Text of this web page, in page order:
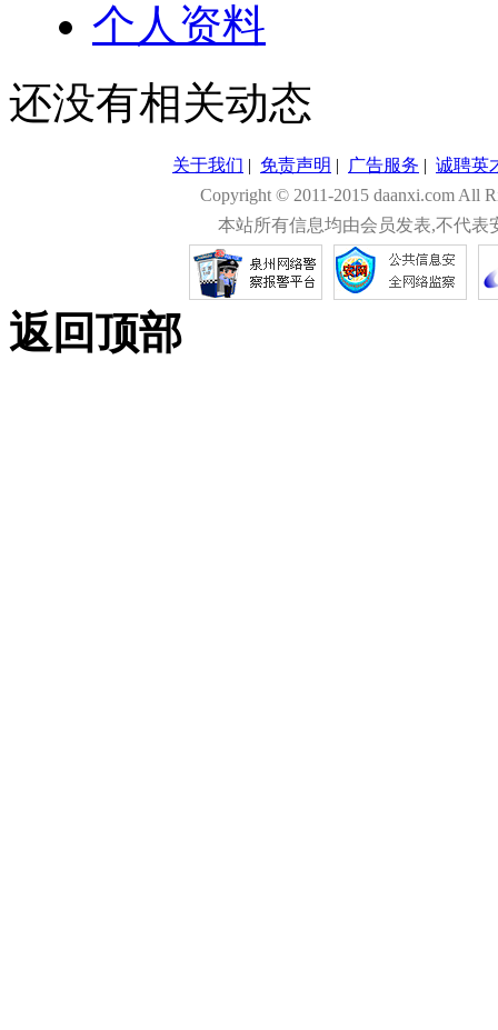
个人资料
还没有相关动态
关于我们 | 免责声明 | 广告服务 | 诚聘英
Copyright © 2011-2015 daanxi.com All
本站所有信息均由会员发表,不代
返回顶部